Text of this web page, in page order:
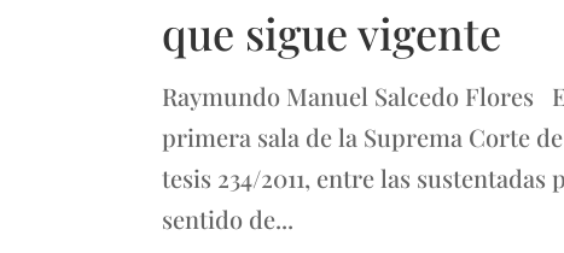
que sigue vigente
Raymundo Manuel Salcedo Flores
primera sala de la Suprema Corte
tesis 234/2011, entre las
sentido de...